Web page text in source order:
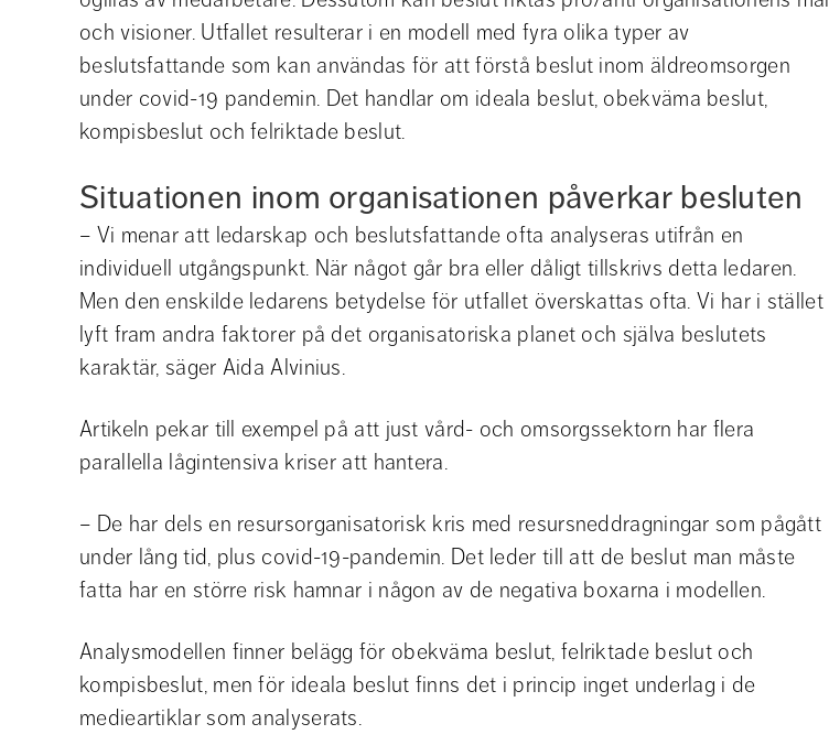
och visioner. Utfallet resulterar i en modell med fyra olika typer av
beslutsfattande som kan användas för att förstå beslut inom äldreomsorgen
under covid-19 pandemin. Det handlar om ideala beslut, obekväma beslut,
kompisbeslut och felriktade beslut.
Situationen inom organisationen påverkar besluten
– Vi menar att ledarskap och beslutsfattande ofta analyseras utifrån en
individuell utgångspunkt. När något går bra eller dåligt tillskrivs detta ledaren.
Men den enskilde ledarens betydelse för utfallet överskattas ofta. Vi har i stället
lyft fram andra faktorer på det organisatoriska planet och själva beslutets
karaktär, säger Aida Alvinius.
Artikeln pekar till exempel på att just vård- och omsorgssektorn har flera
parallella lågintensiva kriser att hantera.
– De har dels en resursorganisatorisk kris med resursneddragningar som pågått
under lång tid, plus covid-19-pandemin. Det leder till att de beslut man måste
fatta har en större risk hamnar i någon av de negativa boxarna i modellen.
Analysmodellen finner belägg för obekväma beslut, felriktade beslut och
kompisbeslut, men för ideala beslut finns det i princip inget underlag i de
medieartiklar som analyserats.